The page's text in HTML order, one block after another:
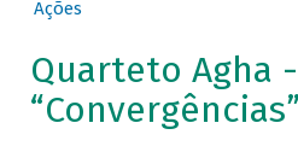
Ações
Quarteto Agha -
“Convergências”